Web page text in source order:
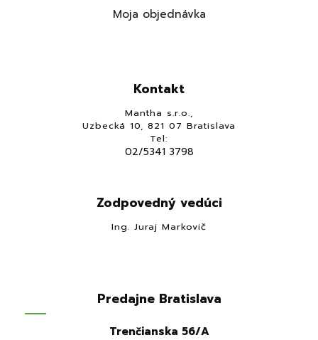
Moja objednávka
Kontakt
Mantha s.r.o.,
Uzbecká 10, 821 07 Bratislava
Tel:
02/5341 3798
Zodpovedný vedúci
Ing. Juraj Markovič
Predajne Bratislava
Trenčianska 56/A